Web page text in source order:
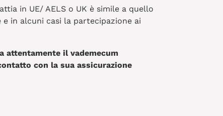
in UE/ AELS o UK è simile a quello
in alcuni casi la partecipazione ai
attentamente il vademecum
con la sua assicurazione